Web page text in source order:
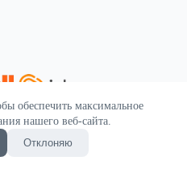
обеспечить максимальное
нашего веб-сайта.
Отклоняю
by SEKTIF